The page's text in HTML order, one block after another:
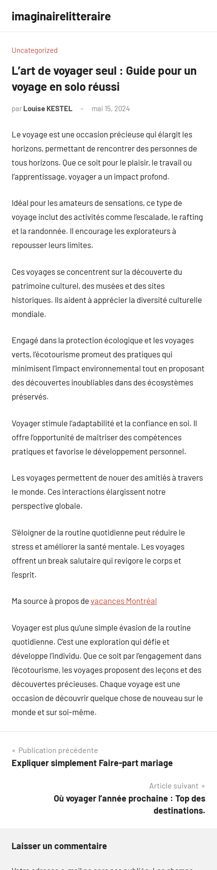
contenu
imaginairelitteraire
Uncategorized
L’art de voyager seul : Guide pour un
voyage en solo réussi
par Louise KESTEL mai 15, 2024
Le voyage est une occasion précieuse qui élargit les
horizons, permettant de rencontrer des personnes de
tous horizons. Que ce soit pour le plaisir, le travail ou
l’apprentissage, voyager a un impact profond.
Idéal pour les amateurs de sensations, ce type de
voyage inclut des activités comme l’escalade, le rafting
et la randonnée. Il encourage les explorateurs à
repousser leurs limites.
Ces voyages se concentrent sur la découverte du
patrimoine culturel, des musées et des sites
historiques. Ils aident à apprécier la diversité culturelle
mondiale.
Engagé dans la protection écologique et les voyages
verts, l’écotourisme promeut des pratiques qui
minimisent l’impact environnemental tout en proposant
des découvertes inoubliables dans des écosystèmes
préservés.
Voyager stimule l’adaptabilité et la confiance en soi. Il
offre l’opportunité de maîtriser des compétences
pratiques et favorise le développement personnel.
Les voyages permettent de nouer des amitiés à travers
le monde. Ces interactions élargissent notre
perspective globale.
S’éloigner de la routine quotidienne peut réduire le
stress et améliorer la santé mentale. Les voyages
offrent un break salutaire qui revigore le corps et
l’esprit.
Ma source à propos de vacances Montréal
Voyager est plus qu’une simple évasion de la routine
quotidienne. C’est une exploration qui défie et
développe l’individu. Que ce soit par l’engagement dans
l’écotourisme, les voyages proposent des leçons et des
découvertes précieuses. Chaque voyage est une
occasion de découvrir quelque chose de nouveau sur le
monde et sur soi-même.
Navigation
de
Publication précédente
Expliquer simplement Faire-part mariage
Article suivant
Où voyager l’année prochaine : Top des
destinations.
Laisser un commentaire